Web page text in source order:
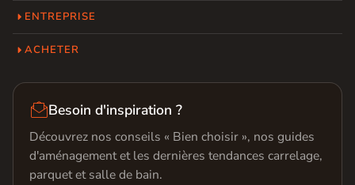
ENTREPRISE
ACHETER
Besoin d'inspiration ?
Découvrez nos conseils « Bien choisir », nos guides
d'aménagement et les dernières tendances carrelage,
parquet et salle de bain.